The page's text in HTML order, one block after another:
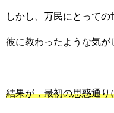
しかし、万民にとって
彼に教わったような気が
結果が，最初の思惑通り